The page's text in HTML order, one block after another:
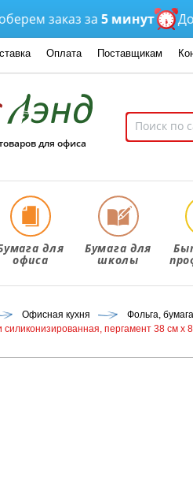
заказ за5 минут
Оплата Поставщикам
для офиса
для
офиса
Бумага для
школы
Офисная кухня Фольга,
силиконизированная, пергамент 38 см х